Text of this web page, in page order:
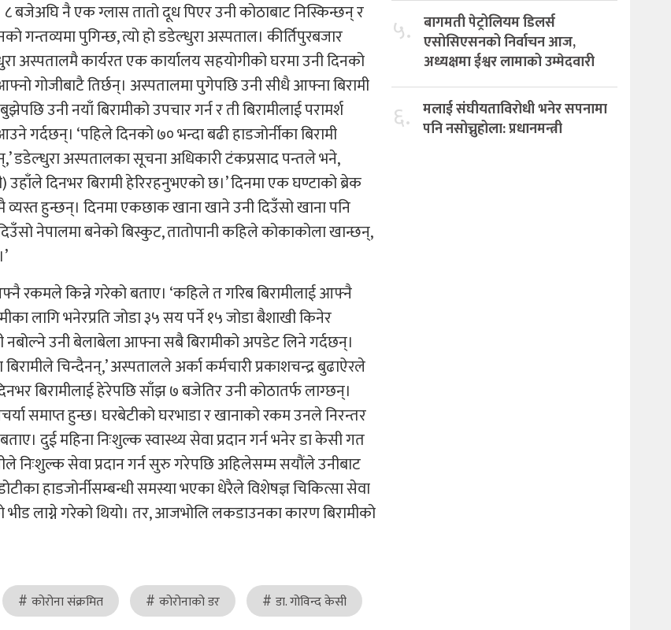
बजेअघि नै एक ग्लास तातो दूध पिएर उनी कोठाबाट निस्किन्छन् र
पुगिन्छ, त्यो हो डडेल्धुरा अस्पताल। कीर्तिपुरबजार
अस्पतालमै कार्यरत एक कार्यालय सहयोगीको घरमा उनी दिनको
गोजीबाटै तिर्छन्। अस्पतालमा पुगेपछि उनी सीधै आफ्ना बिरामी
उनी नयाँ बिरामीको उपचार गर्न र ती बिरामीलाई परामर्श
गर्दछन्। ‘पहिले दिनको ७० भन्दा बढी हाडजोर्नीका बिरामी
अस्पतालका सूचना अधिकारी टंकप्रसाद पन्तले भने,
दिनभर बिरामी हेरिरहनुभएको छ।’ दिनमा एक घण्टाको ब्रेक
हुन्छन्। दिनमा एकछाक खाना खाने उनी दिउँसो खाना पनि
नेपालमा बनेको बिस्कुट, तातोपानी कहिले कोकाकोला खान्छन्,
रकमले किन्ने गरेको बताए। ‘कहिले त गरिब बिरामीलाई आफ्नै
लागि भनेरप्रति जोडा ३५ सय पर्ने १५ जोडा बैशाखी किनेर
उनी बेलाबेला आफ्ना सबै बिरामीको अपडेट लिने गर्दछन्।
चिन्दैनन्,’ अस्पतालले अर्का कर्मचारी प्रकाशचन्द्र बुढाऐरले
बिरामीलाई हेरेपछि साँझ ७ बजेतिर उनी कोठातर्फ लाग्छन्।
समाप्त हुन्छ। घरबेटीको घरभाडा र खानाको रकम उनले निरन्तर
दुई महिना निःशुल्क स्वास्थ्य सेवा प्रदान गर्न भनेर डा केसी गत
सेवा प्रदान गर्न सुरु गरेपछि अहिलेसम्म सयौंले उनीबाट
हाडजोर्नीसम्बन्धी समस्या भएका धेरैले विशेषज्ञ चिकित्सा सेवा
लाग्ने गरेको थियो। तर, आजभोलि लकडाउनका कारण बिरामीको
कोरोना संक्रमित कोरोनाको डर
डा. गोविन्द केसी
५. बागमती पेट्रोलियम डिलर्स
एसोसिएसनको निर्वाचन आज,
अध्यक्षमा ईश्वर लामाको उम्मेदवारी
६. मलाई संघीयताविरोधी भनेर सपनामा
पनि नसोच्नुहोला: प्रधानमन्त्री